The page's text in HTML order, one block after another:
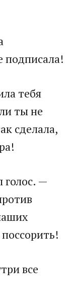
подписала!
тебя
ты не
сделала,
—
все